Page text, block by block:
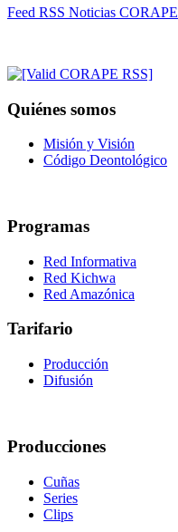
Feed RSS Noticias CORAPE
Quiénes somos
Misión y Visión
Código Deontológico
Programas
Red Informativa
Red Kichwa
Red Amazónica
Tarifario
Producción
Difusión
Producciones
Cuñas
Series
Clips